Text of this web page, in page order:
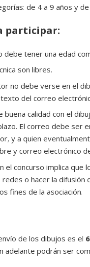
de 4 a 9 años y
participar:
debe tener una edad
son libres.
no debe verse en el
del correo
buena calidad con el
El correo debe ser
y a quien
y correo electrónico
el concurso implica
o hacer la
fines de la asociación.
de los dibujos es el
adelante podrán ser